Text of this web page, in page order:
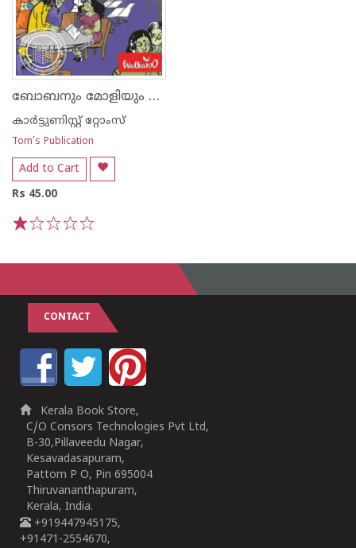
ബോബനും മോളിയും Vol 34
കാര്‍ട്ടുണിസ്റ്റ് റ്റോംസ്
Tom's Publication
Add to Cart
Rs 45.00
CONTACT
Kerala Book Store,
C/O Consors Technologies Pvt Ltd,
B-30,Pillaveedu Nagar,
Kesavadasapuram,
Pattom P O, Pin 695004
Thiruvananthapuram,
Kerala, India.
+919447945175,
+91471-2554670,